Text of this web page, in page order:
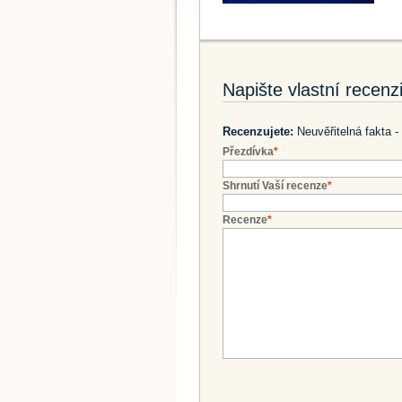
Napište vlastní recenzi
Recenzujete: Neuvěřitelná fakta
Přezdívka*
Shrnutí Vaší recenze*
Recenze*